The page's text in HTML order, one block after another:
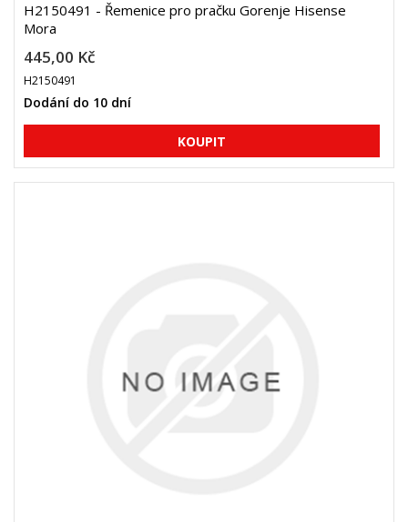
H2150491 - Řemenice pro pračku Gorenje Hisense
Mora
445,00 Kč
H2150491
Dodání do 10 dní